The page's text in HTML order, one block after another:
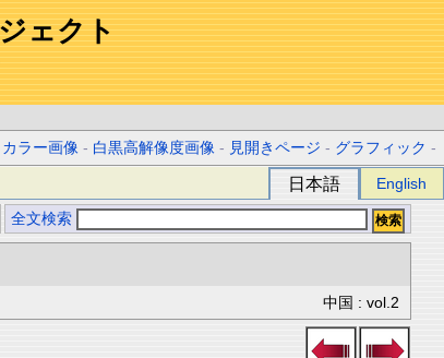
ェクト
カラー画像 - 白黒高解像度画像 - 見開きページ - グラフィック -
日本語 English
全文検索
中国 : vol.2